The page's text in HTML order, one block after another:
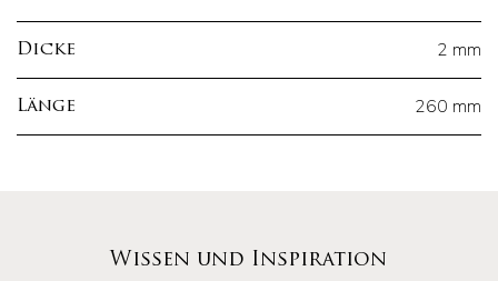
Dicke 2 mm
Länge 260 mm
Wissen und Inspiration